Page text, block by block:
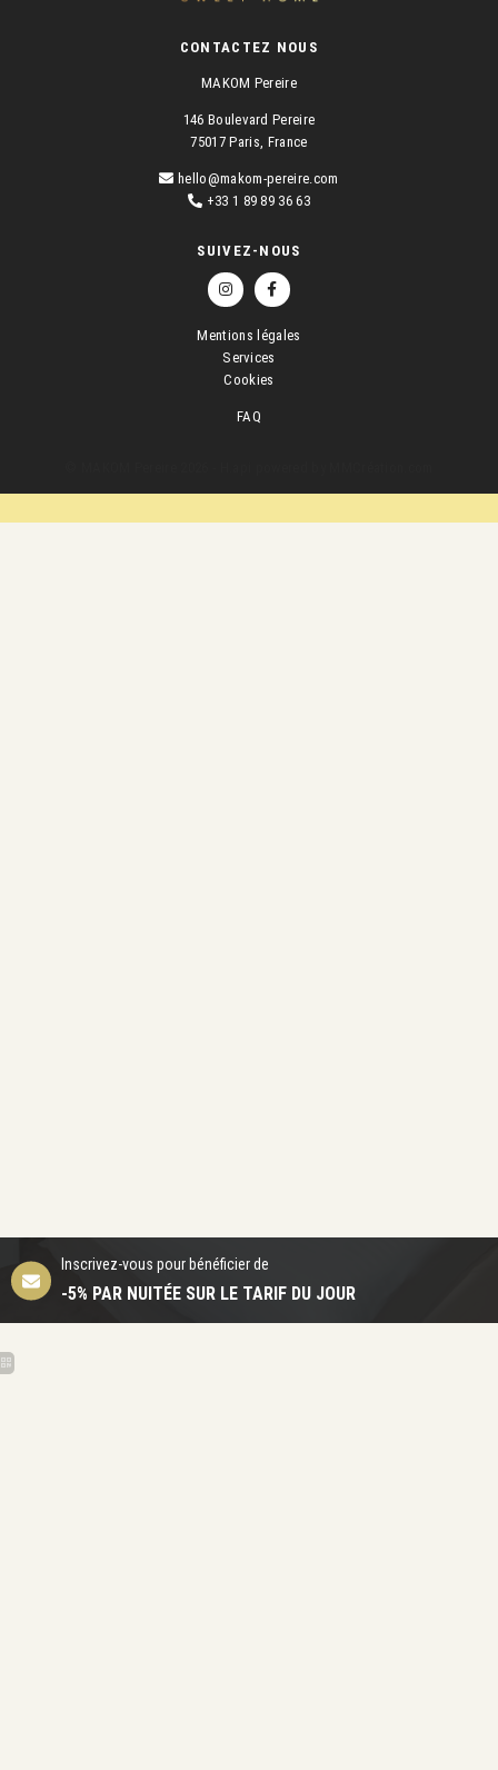
CONTACTEZ NOUS
MAKOM Pereire
146 Boulevard Pereire
75017 Paris, France
hello@makom-pereire.com
+33 1 89 89 36 63
SUIVEZ-NOUS
Mentions légales
Services
Cookies
FAQ